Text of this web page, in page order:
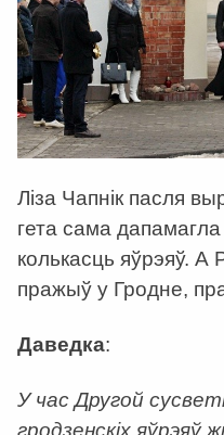
Ліза Чапнiк пасля
гета сама
колькасць яўрэяў.
пражыў у Гродне,
Даведка:
У час Другой
гродзенскіх яўрэяў